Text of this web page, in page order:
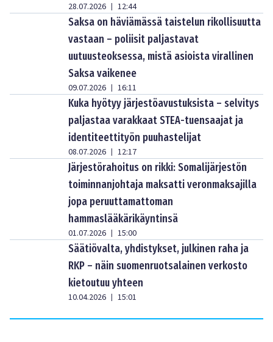
28.07.2026 | 12:44
Saksa on häviämässä taistelun rikollisuutta
vastaan – poliisit paljastavat
uutuusteoksessa, mistä asioista virallinen
Saksa vaikenee
09.07.2026 | 16:11
Kuka hyötyy järjestöavustuksista – selvitys
paljastaa varakkaat STEA-tuensaajat ja
identiteettityön puuhastelijat
08.07.2026 | 12:17
Järjestörahoitus on rikki: Somalijärjestön
toiminnanjohtaja maksatti veronmaksajilla
jopa peruuttamattoman
hammaslääkärikäyntinsä
01.07.2026 | 15:00
Säätiövalta, yhdistykset, julkinen raha ja
RKP – näin suomenruotsalainen verkosto
kietoutuu yhteen
10.04.2026 | 15:01